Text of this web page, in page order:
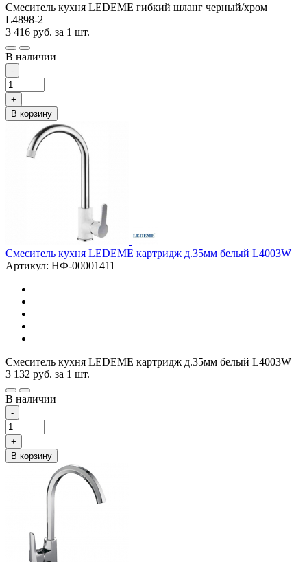
Смеситель кухня LEDEME гибкий шланг черный/хром
L4898-2
3 416 руб. за 1 шт.
В наличии
-
+
В корзину
Смеситель кухня LEDEME картридж д.35мм белый L4003W
Артикул: НФ-00001411
Смеситель кухня LEDEME картридж д.35мм белый L4003W
3 132 руб. за 1 шт.
В наличии
-
+
В корзину